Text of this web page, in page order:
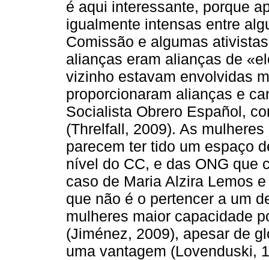
é aqui interessante, porque
igualmente intensas entre
Comissão e algumas
alianças eram alianças de
vizinho estavam envolvidas
proporcionaram alianças e
Socialista Obrero Español,
(Threlfall, 2009). As
parecem ter tido um espaço
nível do CC, e das ONG que
caso de Maria Alzira Lemos
que não é o pertencer a um
mulheres maior capacidade
(Jiménez, 2009), apesar de
uma vantagem (Lovenduski,